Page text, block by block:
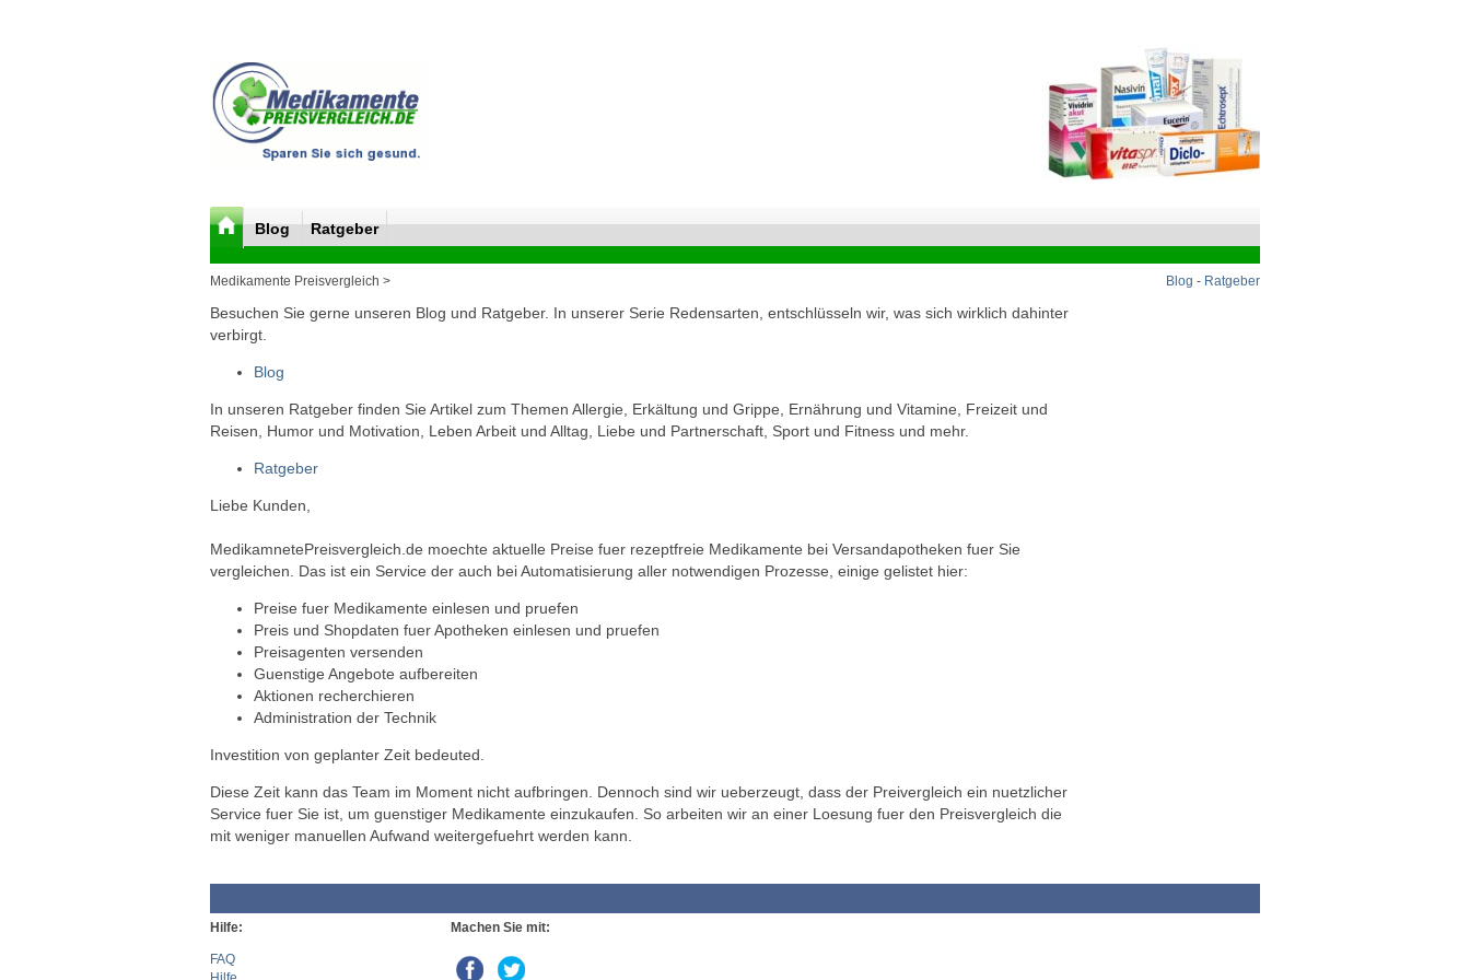
Blog Ratgeber
Medikamente Preisvergleich > Blog - Ratgeber
Besuchen Sie gerne unseren Blog und Ratgeber. In unserer Serie Redensarten, entschlüsseln wir, was sich wirklich dahinter
verbirgt.
Blog
In unseren Ratgeber finden Sie Artikel zum Themen Allergie, Erkältung und Grippe, Ernährung und Vitamine, Freizeit und
Reisen, Humor und Motivation, Leben Arbeit und Alltag, Liebe und Partnerschaft, Sport und Fitness und mehr.
Ratgeber
Liebe Kunden,
MedikamnetePreisvergleich.de moechte aktuelle Preise fuer rezeptfreie Medikamente bei Versandapotheken fuer Sie
vergleichen. Das ist ein Service der auch bei Automatisierung aller notwendigen Prozesse, einige gelistet hier:
Preise fuer Medikamente einlesen und pruefen
Preis und Shopdaten fuer Apotheken einlesen und pruefen
Preisagenten versenden
Guenstige Angebote aufbereiten
Aktionen recherchieren
Administration der Technik
Investition von geplanter Zeit bedeuted.
Diese Zeit kann das Team im Moment nicht aufbringen. Dennoch sind wir ueberzeugt, dass der Preivergleich ein nuetzlicher
Service fuer Sie ist, um guenstiger Medikamente einzukaufen. So arbeiten wir an einer Loesung fuer den Preisvergleich die
mit weniger manuellen Aufwand weitergefuehrt werden kann.
Hilfe:
FAQ
Machen Sie mit: